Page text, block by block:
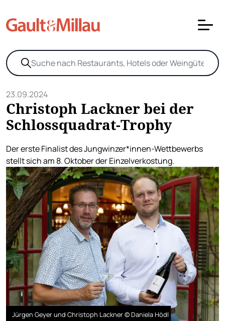
23.09.2024
Christoph Lackner bei der
Schlossquadrat-Trophy
Der erste Finalist des Jungwinzer*innen-Wettbewerbs
stellt sich am 8. Oktober der Einzelverkostung.
Jürgen Geyer und Christoph Lackner © Daniela Hödl